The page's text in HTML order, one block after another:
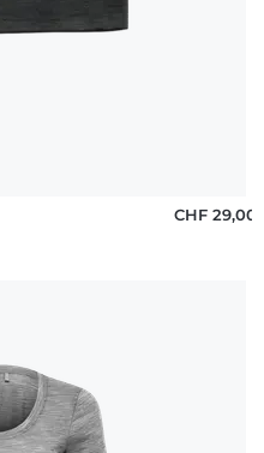
CHF 29,00